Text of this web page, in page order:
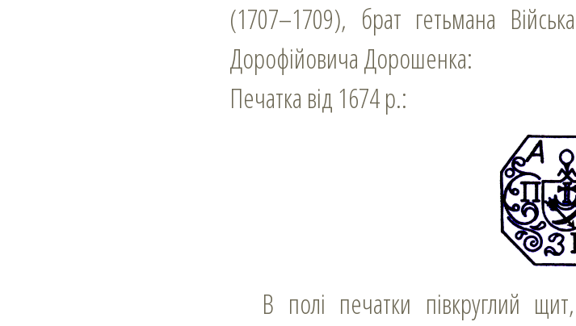
(1707–1709), брат гетьмана
Дорофійовича Дорошенка:
Печатка від 1674 р.:
В полі печатки півкруглий щит, на якому рицарський хрест над